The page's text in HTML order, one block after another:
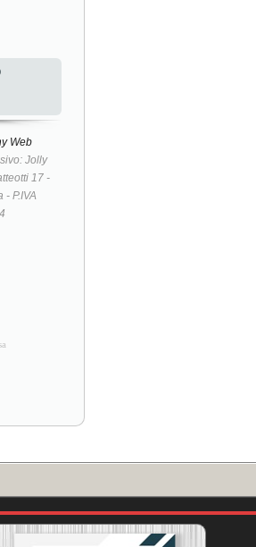
Web
Jolly
17 -
- P.IVA